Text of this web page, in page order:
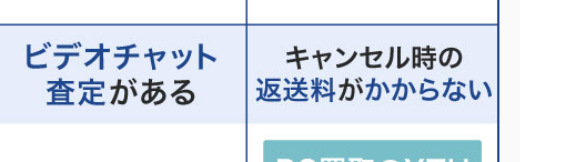
ためのポイント
付属品も一緒に査定に出す
け早めに売却する
消去し初期化しておく
で相見積もりを取る